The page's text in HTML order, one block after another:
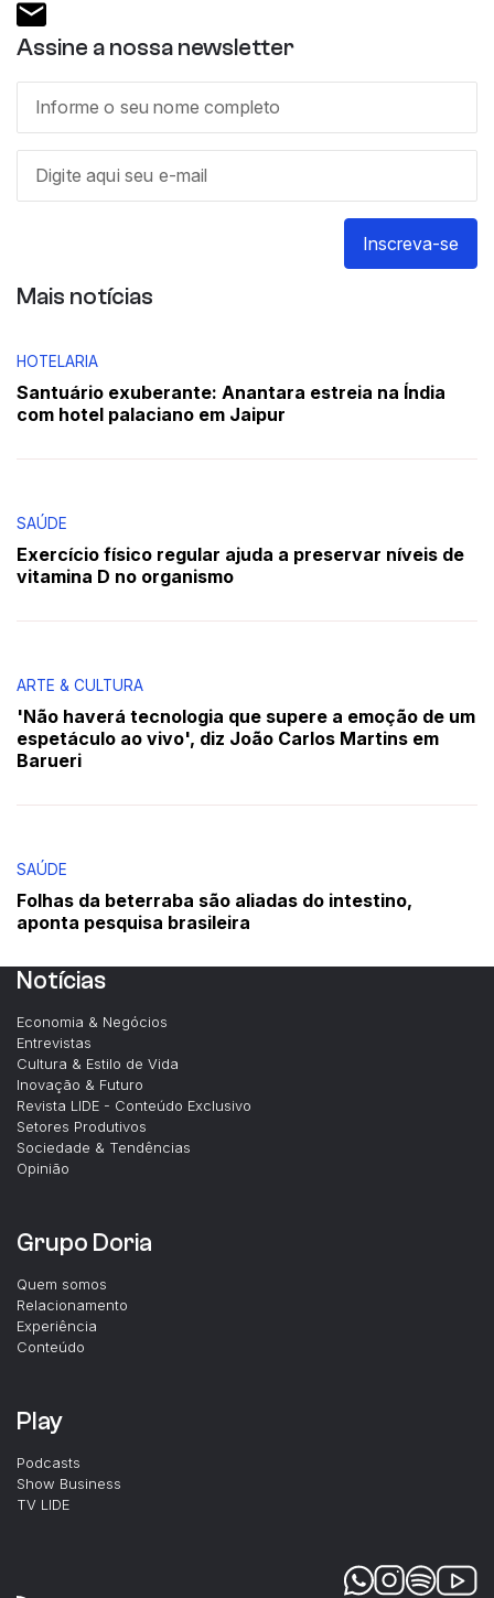
Assine a nossa newsletter
Inscreva-se
Mais notícias
HOTELARIA
Santuário exuberante: Anantara estreia na Índia
com hotel palaciano em Jaipur
SAÚDE
Exercício físico regular ajuda a preservar níveis de
vitamina D no organismo
ARTE & CULTURA
'Não haverá tecnologia que supere a emoção de um
espetáculo ao vivo', diz João Carlos Martins em
Barueri
SAÚDE
Folhas da beterraba são aliadas do intestino,
aponta pesquisa brasileira
Notícias
Economia & Negócios
Entrevistas
Cultura & Estilo de Vida
Inovação & Futuro
Revista LIDE - Conteúdo Exclusivo
Setores Produtivos
Sociedade & Tendências
Opinião
Grupo Doria
Quem somos
Relacionamento
Experiência
Conteúdo
Play
Podcasts
Show Business
TV LIDE